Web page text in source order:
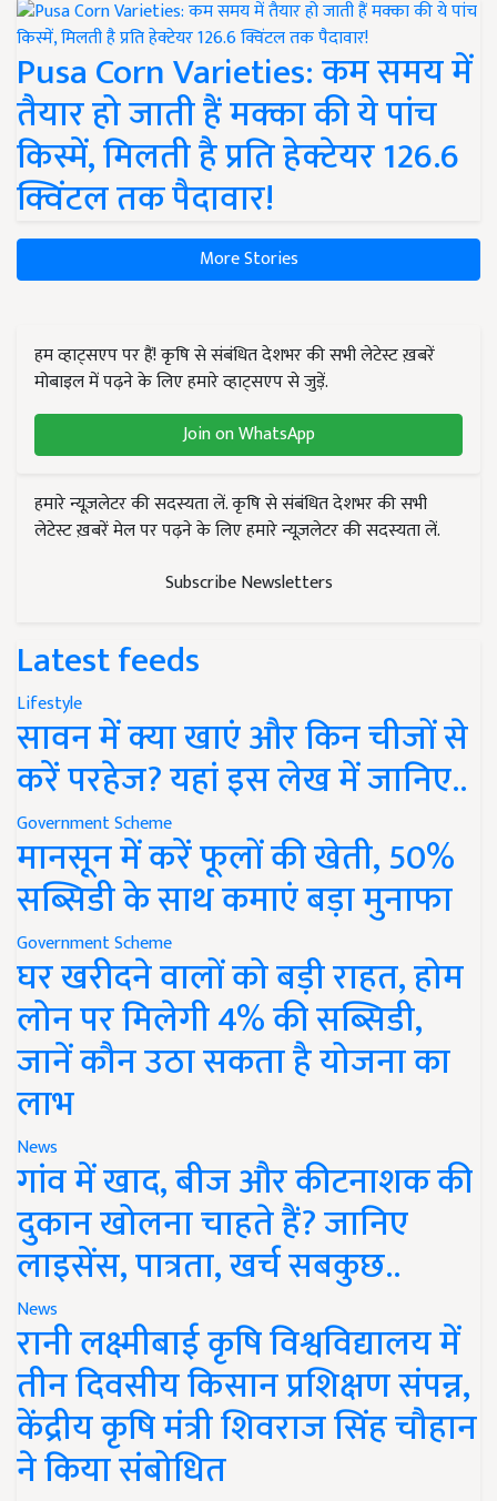
Pusa Corn Varieties: कम समय में
तैयार हो जाती हैं मक्का की ये पांच
किस्में, मिलती है प्रति हेक्टेयर 126.6
क्विंटल तक पैदावार!
More Stories
हम व्हाट्सएप पर हैं! कृषि से संबंधित देशभर की सभी लेटेस्ट ख़बरें
मोबाइल में पढ़ने के लिए हमारे व्हाट्सएप से जुड़ें.
Join on WhatsApp
हमारे न्यूज़लेटर की सदस्यता लें. कृषि से संबंधित देशभर की सभी
लेटेस्ट ख़बरें मेल पर पढ़ने के लिए हमारे न्यूज़लेटर की सदस्यता लें.
Subscribe Newsletters
Latest feeds
Lifestyle
सावन में क्या खाएं और किन चीजों से
करें परहेज? यहां इस लेख में जानिए..
Government Scheme
मानसून में करें फूलों की खेती, 50%
सब्सिडी के साथ कमाएं बड़ा मुनाफा
Government Scheme
घर खरीदने वालों को बड़ी राहत, होम
लोन पर मिलेगी 4% की सब्सिडी,
जानें कौन उठा सकता है योजना का
लाभ
News
गांव में खाद, बीज और कीटनाशक की
दुकान खोलना चाहते हैं? जानिए
लाइसेंस, पात्रता, खर्च सबकुछ..
News
रानी लक्ष्मीबाई कृषि विश्वविद्यालय में
तीन दिवसीय किसान प्रशिक्षण संपन्न,
केंद्रीय कृषि मंत्री शिवराज सिंह चौहान
ने किया संबोधित